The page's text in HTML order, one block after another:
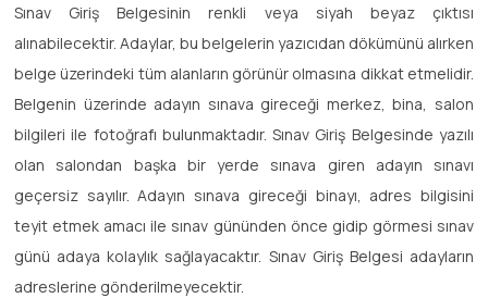
Sınav Giriş Belgesinin renkli veya siyah beyaz çıktısı
alınabilecektir. Adaylar, bu belgelerin yazıcıdan dökümünü alırken
belge üzerindeki tüm alanların görünür olmasına dikkat etmelidir.
Belgenin üzerinde adayın sınava gireceği merkez, bina, salon
bilgileri ile fotoğrafı bulunmaktadır. Sınav Giriş Belgesinde yazılı
olan salondan başka bir yerde sınava giren adayın sınavı
geçersiz sayılır. Adayın sınava gireceği binayı, adres bilgisini
teyit etmek amacı ile sınav gününden önce gidip görmesi sınav
günü adaya kolaylık sağlayacaktır. Sınav Giriş Belgesi adayların
adreslerine gönderilmeyecektir.